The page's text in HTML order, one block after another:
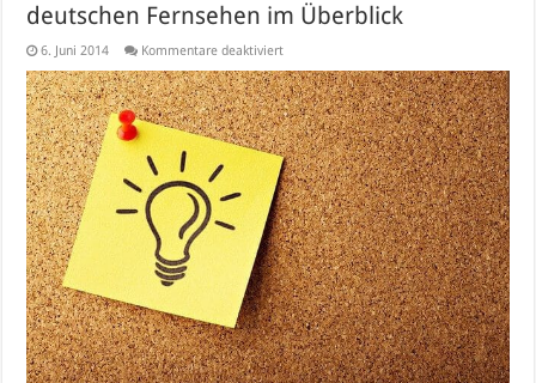
deutschen Fernsehen im Überblick
6. Juni 2014 Kommentare deaktiviertfür
2014:
Alle
TV
Sendungen
zur
WM
im
deutschen
Fernsehen
im
Überblick